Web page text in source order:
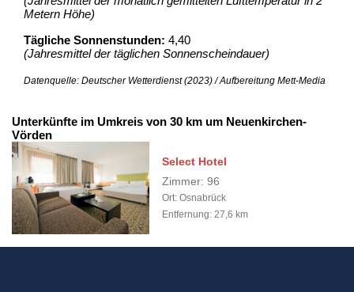
Metern Höhe)
Tägliche Sonnenstunden: 4,40
(Jahresmittel der täglichen Sonnenscheindauer)
Datenquelle: Deutscher Wetterdienst (2023) / Aufbereitung Mett-Media
Unterkünfte im Umkreis von 30 km um Neuenkirchen-
Vörden
Select Hotel
Zimmer: 96
Ort: Osnabrück
Entfernung: 27,6 km